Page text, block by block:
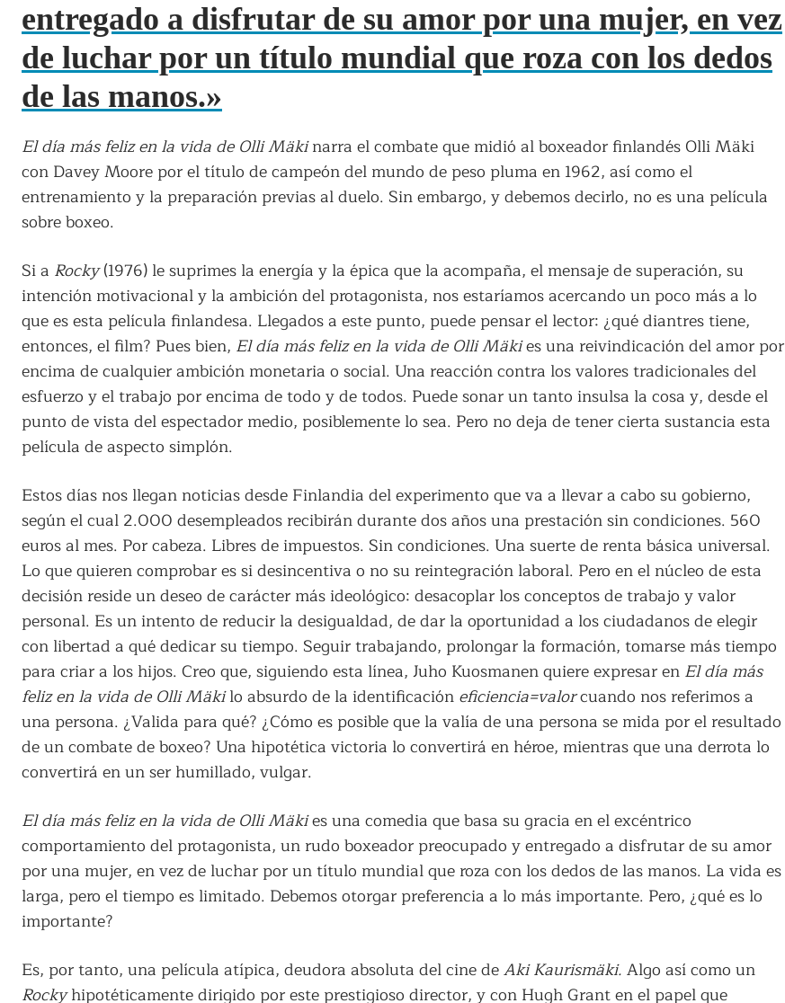
entregado a disfrutar de su amor por una mujer, en vez
de luchar por un título mundial que roza con los dedos
de las manos.»
El día más feliz en la vida de Olli Mäkinarra el combate que midió al boxeador finlandés Olli Mäki
con Davey Moore por el título de campeón del mundo de peso pluma en 1962, así como el
entrenamiento y la preparación previas al duelo. Sin embargo, y debemos decirlo, no es una película
sobre boxeo.
Si a Rocky(1976) le suprimes la energía y la épica que la acompaña, el mensaje de superación, su
intención motivacional y la ambición del protagonista, nos estaríamos acercando un poco más a lo
que es esta película finlandesa. Llegados a este punto, puede pensar el lector: ¿qué diantres tiene,
entonces, el film? Pues bien, El día más feliz en la vida de Olli Mäkies una reivindicación del amor por
encima de cualquier ambición monetaria o social. Una reacción contra los valores tradicionales del
esfuerzo y el trabajo por encima de todo y de todos. Puede sonar un tanto insulsa la cosa y, desde el
punto de vista del espectador medio, posiblemente lo sea. Pero no deja de tener cierta sustancia esta
película de aspecto simplón.
Estos días nos llegan noticias desde Finlandia del experimento que va a llevar a cabo su gobierno,
según el cual 2.000 desempleados recibirán durante dos años una prestación sin condiciones. 560
euros al mes. Por cabeza. Libres de impuestos. Sin condiciones. Una suerte de renta básica universal.
Lo que quieren comprobar es si desincentiva o no su reintegración laboral. Pero en el núcleo de esta
decisión reside un deseo de carácter más ideológico: desacoplar los conceptos de trabajo y valor
personal. Es un intento de reducir la desigualdad, de dar la oportunidad a los ciudadanos de elegir
con libertad a qué dedicar su tiempo. Seguir trabajando, prolongar la formación, tomarse más tiempo
para criar a los hijos. Creo que, siguiendo esta línea, Juho Kuosmanen quiere expresar en El día más
feliz en la vida de Olli Mäkilo absurdo de la identificación eficiencia=valorcuando nos referimos a
una persona. ¿Valida para qué? ¿Cómo es posible que la valía de una persona se mida por el resultado
de un combate de boxeo? Una hipotética victoria lo convertirá en héroe, mientras que una derrota lo
convertirá en un ser humillado, vulgar.
El día más feliz en la vida de Olli Mäkies una comedia que basa su gracia en el excéntrico
comportamiento del protagonista, un rudo boxeador preocupado y entregado a disfrutar de su amor
por una mujer, en vez de luchar por un título mundial que roza con los dedos de las manos. La vida es
larga, pero el tiempo es limitado. Debemos otorgar preferencia a lo más importante. Pero, ¿qué es lo
importante?
Es, por tanto, una película atípica, deudora absoluta del cine deAki Kaurismäki. Algo así como un
Rockyhipotéticamente dirigido por este prestigioso director, y con Hugh Grant en el papel que